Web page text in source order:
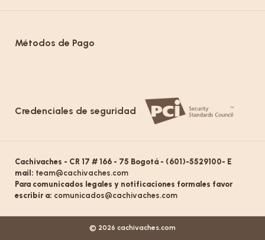
Métodos de Pago
Credenciales de seguridad
Cachivaches - CR 17 # 166 - 75 Bogotá - (601)-5529100- E
mail: team@cachivaches.com
Para comunicados legales y notificaciones formales favor
escribir a: comunicados@cachivaches.com
© 2026 cachivaches.com